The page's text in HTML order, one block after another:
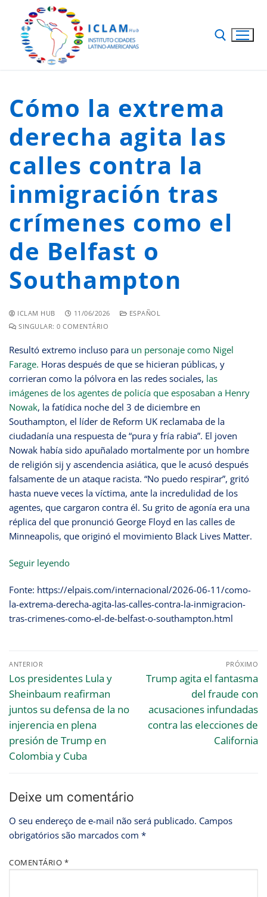
Cómo la extrema
derecha agita las
calles contra la
inmigración tras
crímenes como el
de Belfast o
Southampton
ICLAM HUB 11/06/2026
ESPAÑOL
SINGULAR: 0 COMENTÁRIO
Resultó extremo incluso para un personaje como Nigel
Farage. Horas después de que se hicieran públicas, y
corrieran como la pólvora en las redes sociales, las
imágenes de los agentes de policía que esposaban a Henry
Nowak, la fatídica noche del 3 de diciembre en
Southampton, el líder de Reform UK reclamaba de la
ciudadanía una respuesta de “pura y fría rabia”. El joven
Nowak había sido apuñalado mortalmente por un hombre
de religión sij y ascendencia asiática, que le acusó después
falsamente de un ataque racista. “No puedo respirar”, gritó
hasta nueve veces la víctima, ante la incredulidad de los
agentes, que cargaron contra él. Su grito de agonía era una
réplica del que pronunció George Floyd en las calles de
Minneapolis, que originó el movimiento Black Lives Matter.
Seguir leyendo
Fonte: https://elpais.com/internacional/2026-06-11/como-
la-extrema-derecha-agita-las-calles-contra-la-inmigracion-
tras-crimenes-como-el-de-belfast-o-southampton.html
ANTERIOR
Los presidentes Lula y
Sheinbaum reafirman
juntos su defensa de la no
injerencia en plena
presión de Trump en
Colombia y Cuba
PRÓXIMO
Trump agita el fantasma
del fraude con
acusaciones infundadas
contra las elecciones de
California
Deixe um comentário
O seu endereço de e-mail não será publicado. Campos
obrigatórios são marcados com *
COMENTÁRIO *